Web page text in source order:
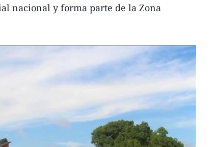
nacional y forma parte de la Zona